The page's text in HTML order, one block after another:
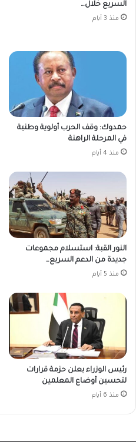
السريع خلال…
منذ 3 أيام
حمدوك: وقف الحرب أولوية وطنية
في المرحلة الراهنة
منذ 4 أيام
النور القبة: استسلام مجموعات
جديدة من الدعم السريع…
منذ 5 أيام
رئيس الوزراء يعلن حزمة قرارات
لتحسين أوضاع المعلمين
منذ 6 أيام